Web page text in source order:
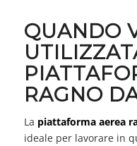
QUANDO
RAGNO
La piattaforma aerea
ideale per lavorare in